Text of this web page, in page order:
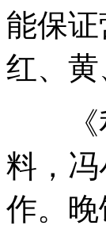
能保
红、
《私
料，
作。